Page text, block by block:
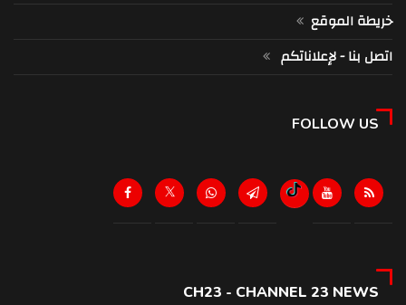
خريطة الموقع
اتصل بنا - لإعلاناتكم
FOLLOW US
CH23 - CHANNEL 23 NEWS